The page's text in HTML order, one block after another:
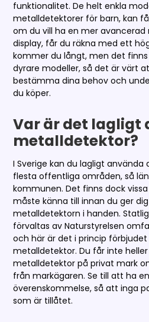
funktionalitet. De helt enkla
metalldetektorer för barn, kan
om du vill ha en mer avancerad
display, får du räkna med ett
kommer du långt, men det
dyrare modeller, så det är värt
bestämma dina behov och
du köper.
Var är det lagligt
metalldetektor?
I Sverige kan du lagligt
flesta offentliga områden, så
kommunen. Det finns dock
måste känna till innan du ger
metalldetektorn i handen.
förvaltas av Naturstyrelsen
och här är det i princip
metalldetektor. Du får inte
metalldetektor på privat mark
från markägaren. Se till att ha
överenskommelse, så att inga
som är tillåtet.